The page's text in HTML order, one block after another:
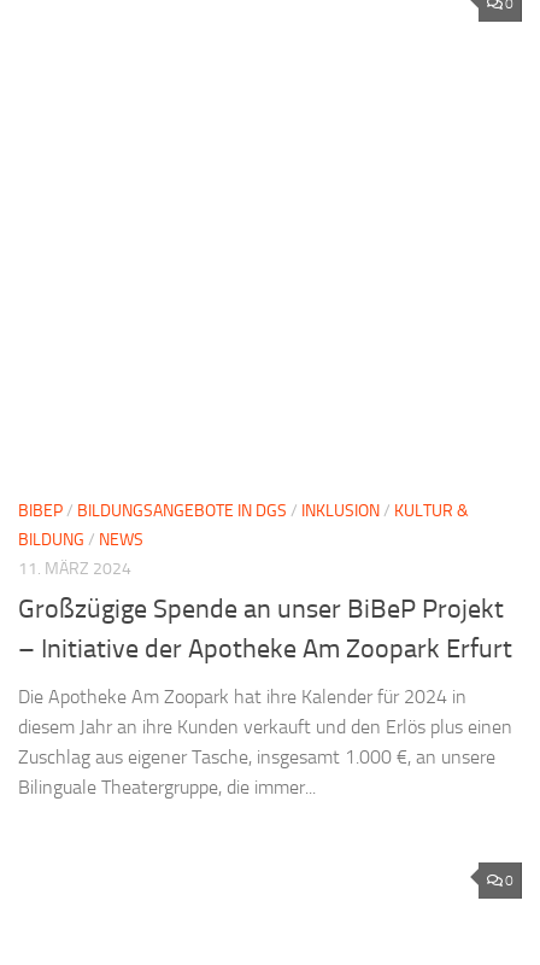
0
BIBEP/ BILDUNGSANGEBOTE IN DGS / INKLUSION/ KULTUR &
BILDUNG / NEWS
11. MÄRZ 2024
Großzügige Spende an unser BiBeP Projekt
– Initiative der Apotheke Am Zoopark Erfurt
Die Apotheke Am Zoopark hat ihre Kalender für 2024 in
diesem Jahr an ihre Kunden verkauft und den Erlös plus einen
Zuschlag aus eigener Tasche, insgesamt 1.000 €, an unsere
Bilinguale Theatergruppe, die immer...
0